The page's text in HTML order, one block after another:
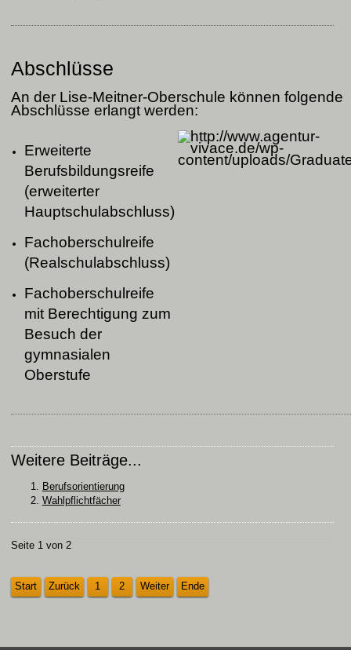
Abschlüsse
An der Lise-Meitner-Oberschule können folgende
Abschlüsse erlangt werden:
Erweiterte
Berufsbildungsreife
(erweiterter
Hauptschulabschluss)
Fachoberschulreife
(Realschulabschluss)
Fachoberschulreife
mit Berechtigung zum
Besuch der
gymnasialen
Oberstufe
Weitere Beiträge...
Berufsorientierung
Wahlpflichtfächer
Seite 1 von 2
Start Zurück 1 2 Weiter Ende